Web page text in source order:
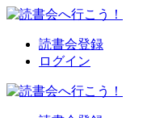
読書会登録
ログイン